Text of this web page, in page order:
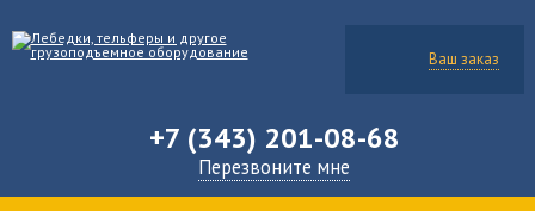
Ваш заказ
+7 (343) 201-08-68
Перезвоните мне